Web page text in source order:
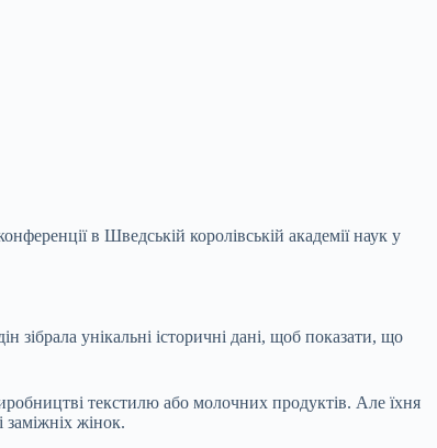
в Шведській королівській академії наук у
зібрала унікальні історичні дані, щоб показати, що
текстилю або молочних продуктів. Але їхня
жінок.